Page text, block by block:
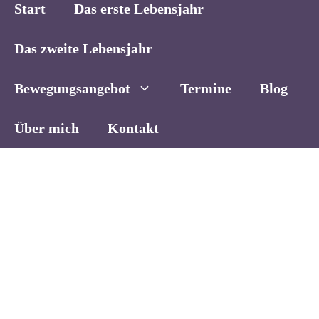
Start Das erste Lebensjahr
Das zweite Lebensjahr
Bewegungsangebot Termine Blog
Über mich Kontakt